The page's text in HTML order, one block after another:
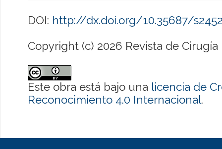
DOI: http://dx.doi.org/10.35687/
Copyright (c) 2026 Revista de Cirugía
Este obra está bajo una licencia de
Reconocimiento 4.0 Internacional.